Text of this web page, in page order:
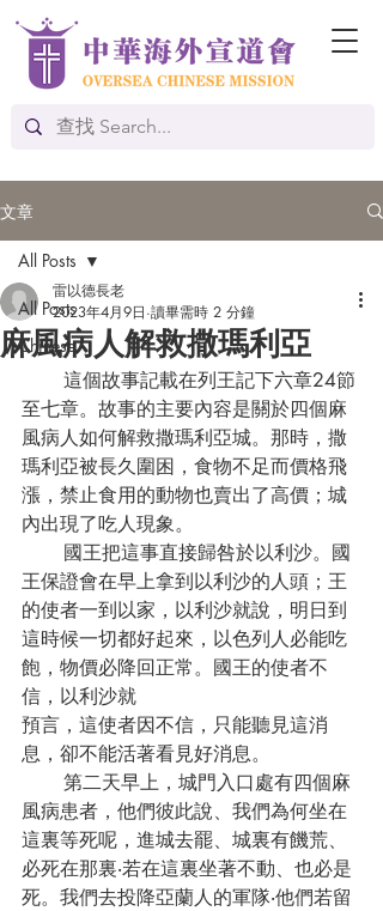
文章
All Posts
Chinese
All Posts
麻風病人解救撒瑪利亞
雷以德長老
2023年4月9日 讀畢需時 2 分鐘
至七章。故事的主要內容是關於四個麻
風病人如何解救撒瑪利亞城。那時，撒
瑪利亞被長久圍困，食物不足而價格飛
漲，禁止食用的動物也賣出了高價；城
內出現了吃人現象。
王保證會在早上拿到以利沙的人頭；王
的使者一到以家，以利沙就說，明日到
這時候一切都好起來，以色列人必能吃
飽，物價必降回正常。國王的使者不
信，以利沙就
預言，這使者因不信，只能聽見這消
息，卻不能活著看見好消息。
風病患者，他們彼此說、我們為何坐在
這裏等死呢，進城去罷、城裏有饑荒、
必死在那裏‧若在這裏坐著不動、也必是
死。我們去投降亞蘭人的軍隊‧他們若留